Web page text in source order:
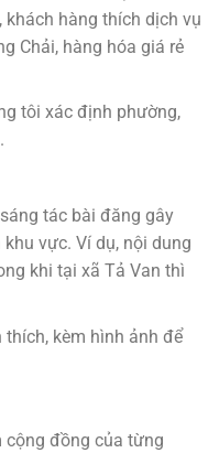
khách hàng thích dịch vụ
Chải, hàng hóa giá rẻ
tôi xác định phường,
tác bài đăng gây
vực. Ví dụ, nội dung
khi tại xã Tả Van thì
kèm hình ảnh để
cộng đồng của từng